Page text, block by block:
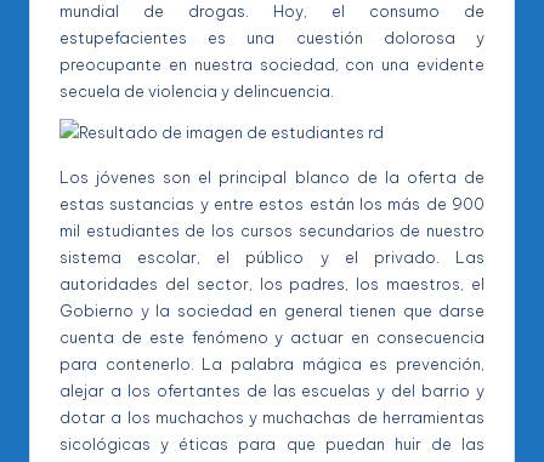
mundial de drogas. Hoy, el consumo de
estupefacientes es una cuestión dolorosa y
preocupante en nuestra sociedad, con una evidente
secuela de violencia y delincuencia.
Los jóvenes son el principal blanco de la oferta de
estas sustancias y entre estos están los más de 900
mil estudiantes de los cursos secundarios de nuestro
sistema escolar, el público y el privado. Las
autoridades del sector, los padres, los maestros, el
Gobierno y la sociedad en general tienen que darse
cuenta de este fenómeno y actuar en consecuencia
para contenerlo. La palabra mágica es prevención,
alejar a los ofertantes de las escuelas y del barrio y
dotar a los muchachos y muchachas de herramientas
sicológicas y éticas para que puedan huir de las